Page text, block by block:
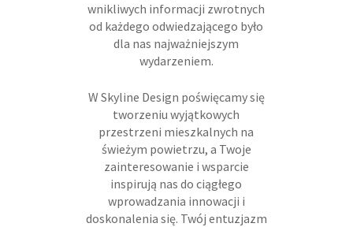
wnikliwych informacji zwrotnych
od każdego odwiedzającego było
dla nas najważniejszym
wydarzeniem.
W Skyline Design poświęcamy się
tworzeniu wyjątkowych
przestrzeni mieszkalnych na
świeżym powietrzu, a Twoje
zainteresowanie i wsparcie
inspirują nas do ciągłego
wprowadzania innowacji i
doskonalenia się. Twój entuzjazm